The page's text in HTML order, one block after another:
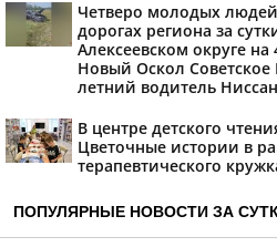
Четверо молодых
дорогах региона за
Алексеевском округе
Новый Оскол Советское
летний водитель
В центре детского
Цветочные истории в
терапевтического
ПОПУЛЯРНЫЕ НОВОСТИ ЗА